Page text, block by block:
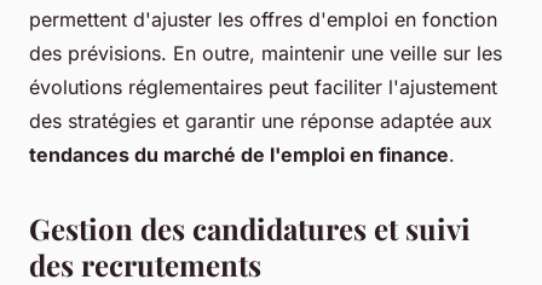
permettent d'ajuster les offres d'emploi en fonction
des prévisions. En outre, maintenir une veille sur les
évolutions réglementaires peut faciliter l'ajustement
des stratégies et garantir une réponse adaptée aux
tendances du marché de l'emploi en finance.
Gestion des candidatures et suivi
des recrutements